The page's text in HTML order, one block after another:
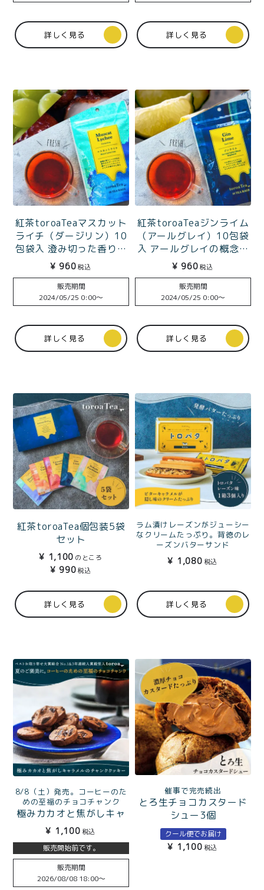
詳しく見る 詳しく見る
紅茶toroaTeaマスカット
ライチ（ダージリン）10
包袋入 澄み切った香りの
至福
¥ 960税込
販売期間
2024/05/25 0:00〜
詳しく見る
紅茶toroaTeaジンライム
（アールグレイ）10包袋
入 アールグレイの概念を
覆す、ライムとジュニパ
ーベリーの衝撃
¥ 960税込
販売期間
2024/05/25 0:00〜
詳しく見る
紅茶toroaTea個包装5袋
セット
¥ 1,100 のところ
¥ 990税込
詳しく見る
ラム漬けレーズンがジューシー
なクリームたっぷり。背徳のレ
ーズンバターサンド
トロバタ3個入り箱（レー
ズン）
¥ 1,080 税込
詳しく見る
8/8（土）発売。コーヒーのた
めの至福のチョコチャンク
極みカカオと焦がしキャ
ラメルのチャンククッキ
ー
¥ 1,100 税込
販売開始前です。
販売期間
2026/08/08 18:00〜
催事で完売続出
とろ生チョコカスタード
シュー3個
クール便でお届け
¥ 1,100 税込